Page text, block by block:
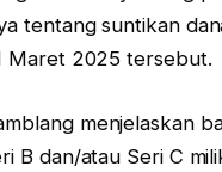
tentang suntikan
Maret 2025 tersebut.
menjelaskan
B dan/atau Seri C